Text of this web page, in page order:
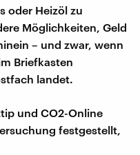
oder Heizöl zu
Möglichkeiten, Geld
– und zwar, wenn
Briefkasten
landet.
und CO2-Online
festgestellt,